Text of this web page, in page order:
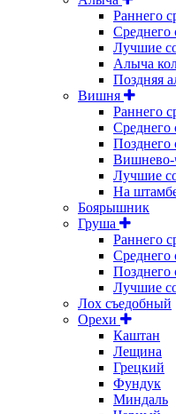
Раннего
Среднего
Лучшие
Алыча
Поздняя
Вишня
Раннего
Среднего
Позднего
Вишнево-
Лучшие
На
Боярышник
Груша
Раннего
Среднего
Позднего
Лучшие
Лох съедобный
Орехи
Каштан
Лещина
Грецкий
Фундук
Миндаль